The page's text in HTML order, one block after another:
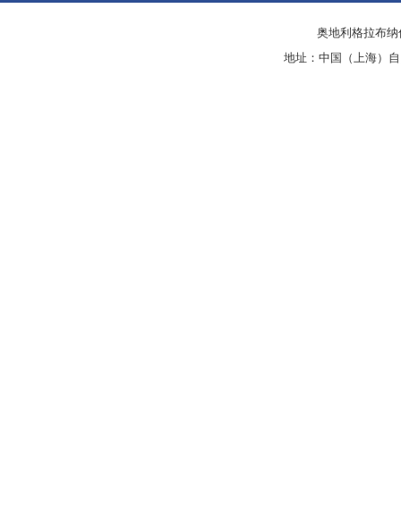
奥地利格拉布
地址：中国（上海）